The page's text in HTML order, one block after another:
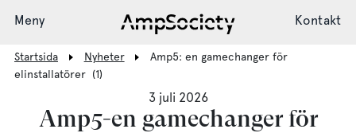
Meny Kontakt
Laddsystem
Startsida Nyheter
Amp5: en gamechanger för
elinstallatörer (1)
3 juli 2026
Amp5-en gamechanger för